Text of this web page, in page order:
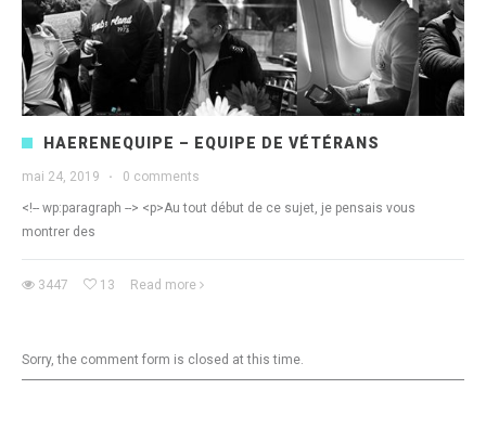
HAERENEQUIPE – EQUIPE DE VÉTÉRANS
mai 24, 2019 · 0 comments
<!-- wp:paragraph --> <p>Au tout début de ce sujet, je pensais vous
montrer des
3447 13 Read more
Sorry, the comment form is closed at this time.